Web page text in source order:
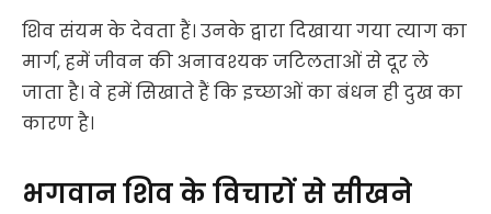
शिव संयम के देवता हैं। उनके द्वारा दिखाया गया त्याग का
मार्ग, हमें जीवन की अनावश्यक जटिलताओं से दूर ले
जाता है। वे हमें सिखाते हैं कि इच्छाओं का बंधन ही दुख का
कारण है।
भगवान शिव के विचारों से सीखने